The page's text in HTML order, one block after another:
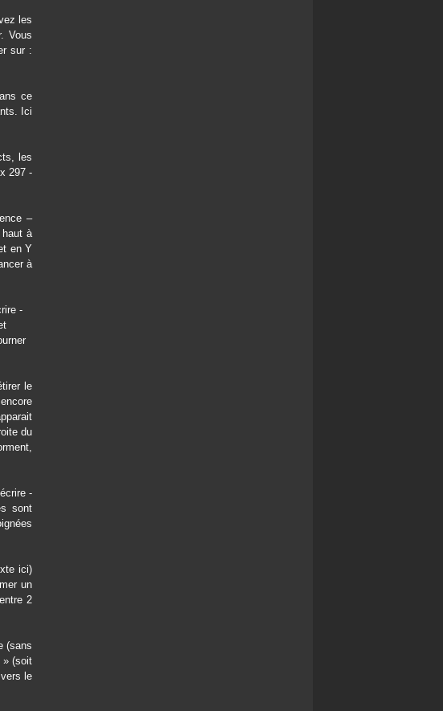
les
Vous
sur :
ce
Ici
les
297 -
–
à
en Y
à
-
le
du
-
sont
ici)
un
2
(sans
» (soit
le